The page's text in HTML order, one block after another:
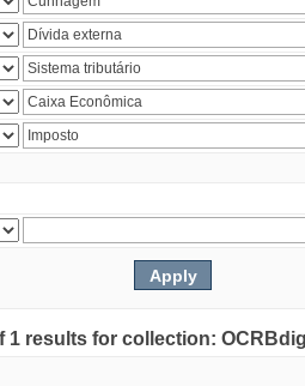
1 results for collection: